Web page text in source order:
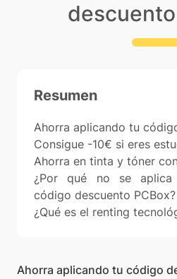
Resumen
Ahorra aplicando tu
Consigue -10€ si eres
Ahorra en tinta y tóner
¿Por qué no se aplica
código descuento PCBox?
¿Qué es el renting
Ahorra aplicando tu código